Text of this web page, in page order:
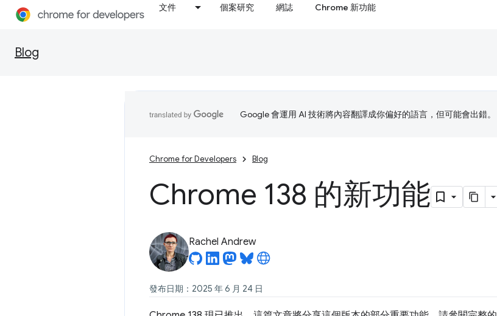
文件 個案研究 網誌 Chrome 新功能
Blog
Google 會運用 AI 技術將內容翻譯成你偏好的語言，但可能會出錯。
Chrome for Developers Blog
Chrome 138 的新功能
Rachel Andrew
發布日期：2025 年 6 月 24 日